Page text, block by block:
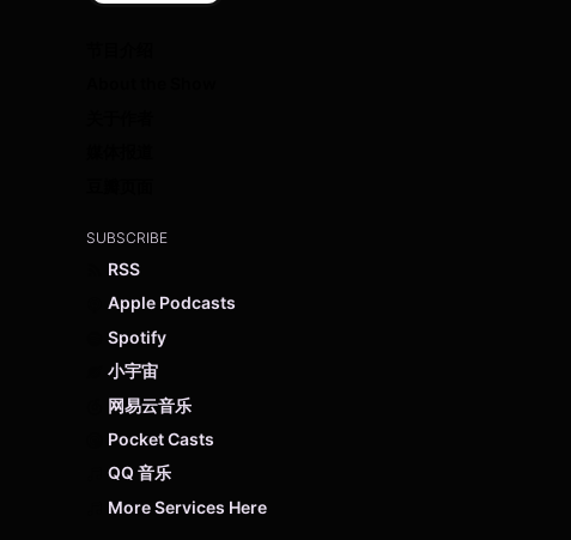
SUBSCRIBE
RSS
Apple Podcasts
Spotify
小宇宙
网易云音乐
Pocket Casts
QQ 音乐
More Services Here